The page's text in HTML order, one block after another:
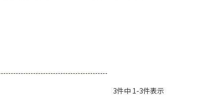
3件中 1-3件表示